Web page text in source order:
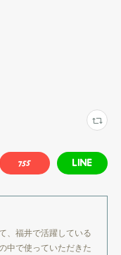
、福井で活躍している
中で使っていただきた